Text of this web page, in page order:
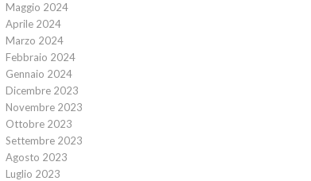
Maggio 2024
Aprile 2024
Marzo 2024
Febbraio 2024
Gennaio 2024
Dicembre 2023
Novembre 2023
Ottobre 2023
Settembre 2023
Agosto 2023
Luglio 2023